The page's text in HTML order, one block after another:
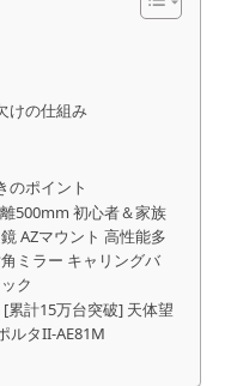
けの仕組み
のポイント
500mm 初心者＆家族
AZマウント 高性能多
ミラー キャリングバ
ク
累計15万台突破] 天体望
ルタII-AE81M